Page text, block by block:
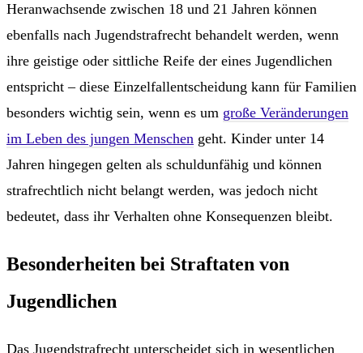
Heranwachsende zwischen 18 und 21 Jahren können
ebenfalls nach Jugendstrafrecht behandelt werden, wenn
ihre geistige oder sittliche Reife der eines Jugendlichen
entspricht – diese Einzelfallentscheidung kann für Familien
besonders wichtig sein, wenn es um große Veränderungen
im Leben des jungen Menschen geht. Kinder unter 14
Jahren hingegen gelten als schuldunfähig und können
strafrechtlich nicht belangt werden, was jedoch nicht
bedeutet, dass ihr Verhalten ohne Konsequenzen bleibt.
Besonderheiten bei Straftaten von
Jugendlichen
Das Jugendstrafrecht unterscheidet sich in wesentlichen